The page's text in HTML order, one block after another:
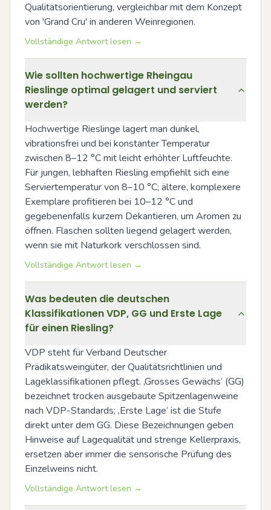
Qualitätsorientierung, vergleichbar mit dem Konzept
von 'Grand Cru' in anderen Weinregionen.
Vollständige Antwort lesen →
Wie sollten hochwertige Rheingau
Rieslinge optimal gelagert und serviert
werden?
Hochwertige Rieslinge lagert man dunkel,
vibrationsfrei und bei konstanter Temperatur
zwischen 8–12 °C mit leicht erhöhter Luftfeuchte.
Für jungen, lebhaften Riesling empfiehlt sich eine
Serviertemperatur von 8–10 °C; ältere, komplexere
Exemplare profitieren bei 10–12 °C und
gegebenenfalls kurzem Dekantieren, um Aromen zu
öffnen. Flaschen sollten liegend gelagert werden,
wenn sie mit Naturkork verschlossen sind.
Vollständige Antwort lesen →
Was bedeuten die deutschen
Klassifikationen VDP, GG und Erste Lage
für einen Riesling?
VDP steht für Verband Deutscher
Prädikatsweingüter, der Qualitätsrichtlinien und
Lageklassifikationen pflegt. ‚Grosses Gewächs‘ (GG)
bezeichnet trocken ausgebaute Spitzenlagenweine
nach VDP-Standards; ‚Erste Lage‘ ist die Stufe
direkt unter dem GG. Diese Bezeichnungen geben
Hinweise auf Lagequalität und strenge Kellerpraxis,
ersetzen aber immer die sensorische Prüfung des
Einzelweins nicht.
Vollständige Antwort lesen →